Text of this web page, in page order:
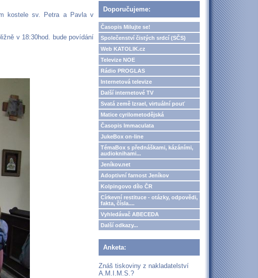
kostele sv. Petra a Pavla v
v 18:30hod. bude povídání
Doporučujeme:
Časopis Milujte se!
Společenství čistých srdcí (SČS)
Web KATOLIK.cz
Televize NOE
Rádio PROGLAS
Internetová televize
Další internetové TV
Svatá země Izrael, virtuální pouť
Matice cyrilometodějská
Časopis Immaculata
JukeBox on-line
TémaBox s přednáškami, kázáními,
audioknihami...
Jeníkov.net
Adoptivní farnost Jeníkov
Kolpingovo dílo ČR
Církevní restituce - otázky, odpovědi,
fakta, čísla....
Vyhledávač ABECEDA
Další odkazy...
Anketa:
Znáš tiskoviny z nakladatelství
A.M.I.M.S.?